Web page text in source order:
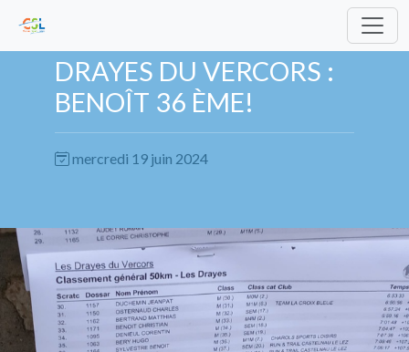
DRAYES DU VERCORS :
BENOÎT 36 ÈME!
mercredi 19 juin 2024